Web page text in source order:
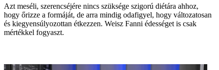
Azt meséli, szerencséjére nincs szüksége szigorú diétára ahhoz,
hogy őrizze a formáját, de arra mindig odafigyel, hogy változatosan
és kiegyensúlyozottan étkezzen. Weisz Fanni édességet is csak
mértékkel fogyaszt.